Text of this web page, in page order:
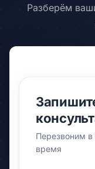
Разберём
Перезвоним в
время